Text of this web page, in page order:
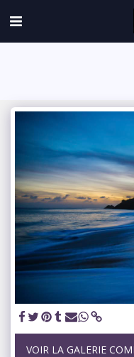
VOIR LA GALERIE